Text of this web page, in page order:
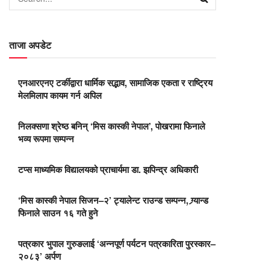
ताजा अपडेट
एनआरएनए टर्कीद्वारा धार्मिक सद्भाव, सामाजिक एकता र राष्ट्रिय
मेलमिलाप कायम गर्न अपिल
निलक्सणा श्रेष्ठ बनिन् ‘मिस कास्की नेपाल’, पोखरामा फिनाले
भव्य रूपमा सम्पन्न
टप्स माध्यमिक विद्यालयको प्राचार्यमा डा. झपिन्द्र अधिकारी
‘मिस कास्की नेपाल सिजन–२’ ट्यालेन्ट राउन्ड सम्पन्न, ग्र्यान्ड
फिनाले साउन १६ गते हुने
पत्रकार भुपाल गुरुङलाई ‘अन्नपूर्ण पर्यटन पत्रकारिता पुरस्कार–
२०८३’ अर्पण